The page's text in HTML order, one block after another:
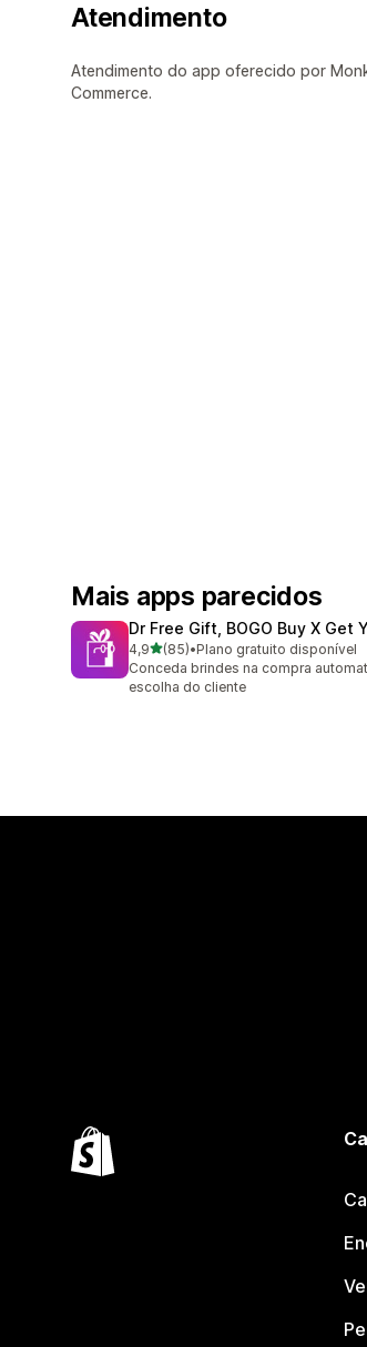
Atendimento
Atendimento do app oferecido por
Commerce.
Mais apps parecidos
Dr Free Gift, BOGO Buy X Get Y
4,9de 5 estrelas
(85)
85 avaliações ao todo
•Plano gratuito disponível
Conceda brindes na compra
escolha do cliente